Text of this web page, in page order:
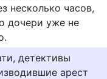
несколько часов,
дочери уже не
детективы
арест